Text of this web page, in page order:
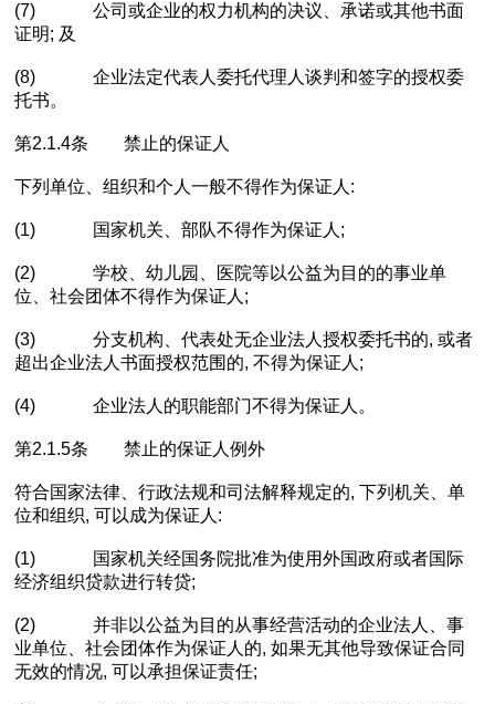
(7) 公司或企业的权力机构的决议、承诺或其他书面
证明; 及
(8) 企业法定代表人委托代理人谈判和签字的授权委
托书。
第2.1.4条 禁止的保证人
下列单位、组织和个人一般不得作为保证人:
(1) 国家机关、部队不得作为保证人;
(2) 学校、幼儿园、医院等以公益为目的的事业单
位、社会团体不得作为保证人;
(3) 分支机构、代表处无企业法人授权委托书的, 或者
超出企业法人书面授权范围的, 不得为保证人;
(4) 企业法人的职能部门不得为保证人。
第2.1.5条 禁止的保证人例外
符合国家法律、行政法规和司法解释规定的, 下列机关、单
位和组织, 可以成为保证人:
(1) 国家机关经国务院批准为使用外国政府或者国际
经济组织贷款进行转贷;
(2) 并非以公益为目的从事经营活动的企业法人、事
业单位、社会团体作为保证人的, 如果无其他导致保证合同
无效的情况, 可以承担保证责任;